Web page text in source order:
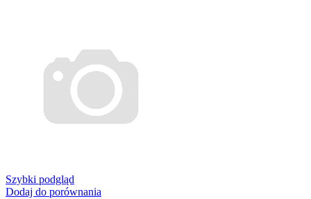
Szybki podgląd
Dodaj do porównania